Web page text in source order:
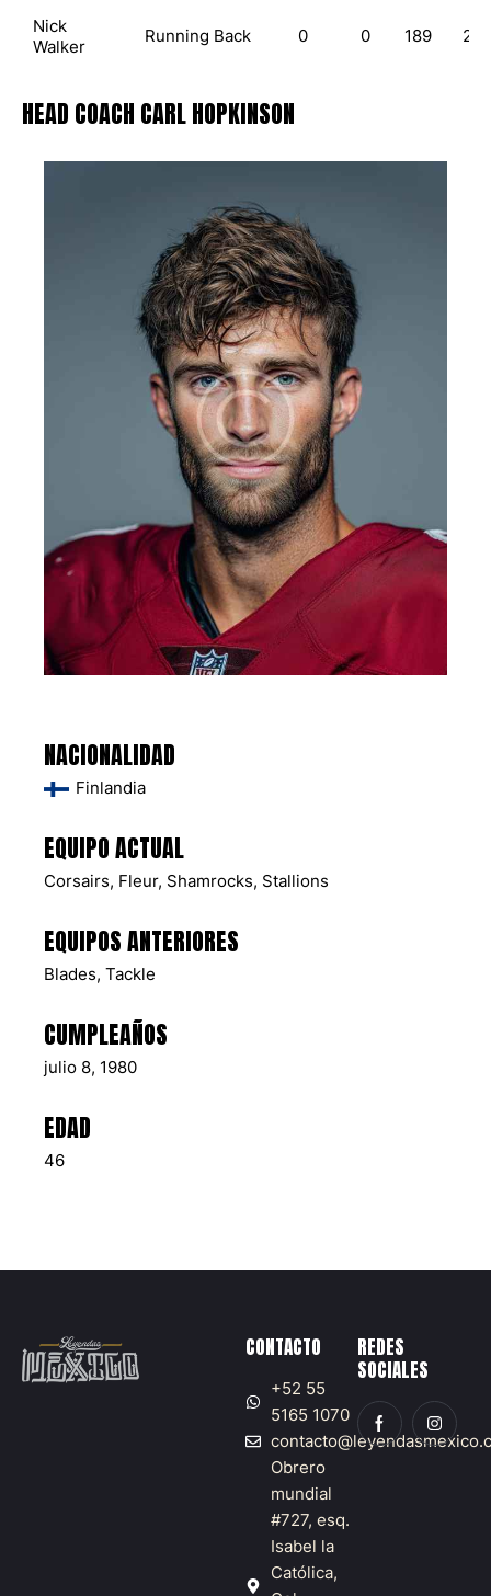
Nick
Walker
Running Back 0 0 189 23
HEAD COACH CARL HOPKINSON
NACIONALIDAD
Finlandia
EQUIPO ACTUAL
Corsairs, Fleur, Shamrocks, Stallions
EQUIPOS ANTERIORES
Blades, Tackle
CUMPLEAÑOS
julio 8, 1980
EDAD
46
CONTACTO
+52 55
5165 1070
Obrero
mundial
#727, esq.
Isabel la
Católica,
REDES
SOCIALES